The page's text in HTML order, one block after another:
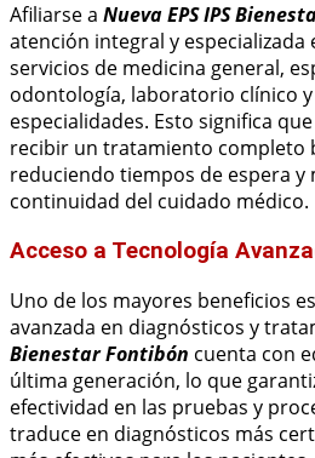
Afiliarse a Nueva EPS IPS
atención integral y
servicios de medicina general,
odontología, laboratorio clínico
especialidades. Esto significa
recibir un tratamiento completo
reduciendo tiempos de espera y
continuidad del cuidado médico.
Acceso a Tecnología
Uno de los mayores beneficios
avanzada en diagnósticos y
Bienestar Fontibón cuenta con
última generación, lo que
efectividad en las pruebas y
traduce en diagnósticos más